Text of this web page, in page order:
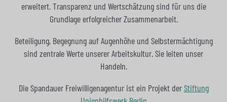
erweitert. Transparenz und Wertschätzung sind für uns die
Grundlage erfolgreicher Zusammenarbeit.
Beteiligung, Begegnung auf Augenhöhe und Selbstermächtigung
sind zentrale Werte unserer Arbeitskultur. Sie leiten unser
Handeln.
Die Spandauer Freiwilligenagentur ist ein Projekt derStiftung